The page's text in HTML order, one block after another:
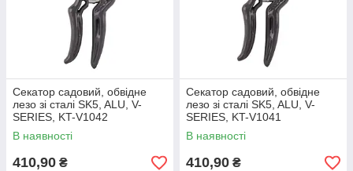
Секатор садовий, обвідне
лезо зі сталі SK5, ALU, V-
SERIES, KT-V1042
В наявності
410,90 ₴
Секатор садовий, обвідне
лезо зі сталі SK5, ALU, V-
SERIES, KT-V1041
В наявності
410,90 ₴